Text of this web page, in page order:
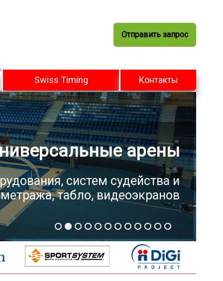
Отправить запрос
Swiss Timing Контакты
арены
систем судейства и
табло, видеоэкранов